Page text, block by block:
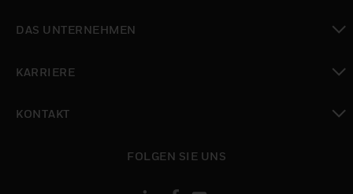
DAS UNTERNEHMEN
KARRIERE
KONTAKT
FOLGEN SIE UNS